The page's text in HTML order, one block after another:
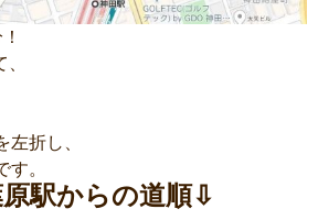
左折し、
。
駅からの道順⇩